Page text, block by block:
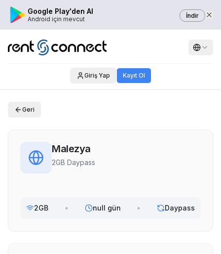
Google Play'den Al
Android için mevcut İndir
Giriş Yap Kayıt Ol
Geri
Malezya
2GB Daypass
2GB • null gün • Daypass